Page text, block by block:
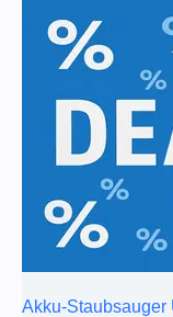
Akku-Staubsauger